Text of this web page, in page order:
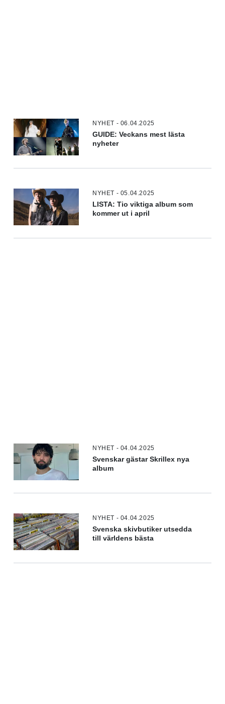
NYHET - 06.04.2025
GUIDE: Veckans mest lästa
nyheter
NYHET - 05.04.2025
LISTA: Tio viktiga album som
kommer ut i april
NYHET - 04.04.2025
Svenskar gästar Skrillex nya
album
NYHET - 04.04.2025
Svenska skivbutiker utsedda
till världens bästa